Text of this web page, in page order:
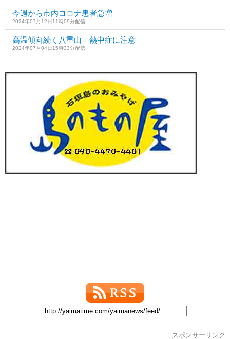
今週から市内コロナ患者急増
2024年07月12日11時09分配信
高温傾向続く八重山 熱中症に注意
2024年07月04日15時33分配信
スポンサーリンク